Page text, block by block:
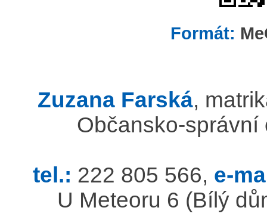
Formát:
Zuzana Farská,
Občansko-správní
tel.: 222 805 566, e-
U Meteoru 6 (Bílý